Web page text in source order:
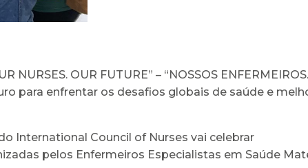
OUR FUTURE” – “NOSSOS
para enfrentar os desafios globais de saúde e
International Council of Nurses vai celebrar
pelos Enfermeiros Especialistas em Saúde